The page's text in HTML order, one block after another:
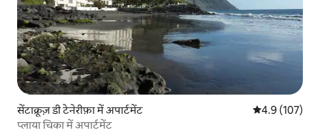
सेंटाक्रूज़ डी टेनेरीफ़ा में अपार्टमेंट औसत रेटिंग 5 में
4.9 (107)
प्लाया चिका में अपार्टमेंट